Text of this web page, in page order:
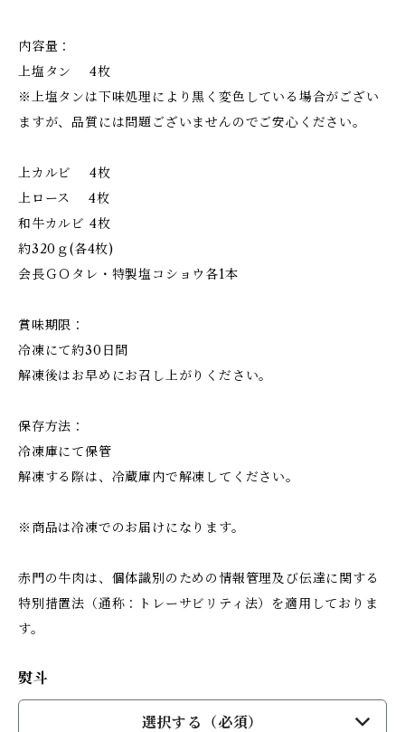
内容量：
上塩タン 4枚
※上塩タンは下味処理により黒く変色している場合がござい
ますが、品質には問題ございませんのでご安心ください。
上カルビ 4枚
上ロース 4枚
和牛カルビ 4枚
約320ｇ(各4枚)
会長ＧＯタレ・特製塩コショウ各1本
賞味期限：
冷凍にて約30日間
解凍後はお早めにお召し上がりください。
保存方法：
冷凍庫にて保管
解凍する際は、冷蔵庫内で解凍してください。
※商品は冷凍でのお届けになります。
赤門の牛肉は、個体識別のための情報管理及び伝達に関する
特別措置法（通称：トレーサビリティ法）を適用しておりま
す。
熨斗
選択する（必須）